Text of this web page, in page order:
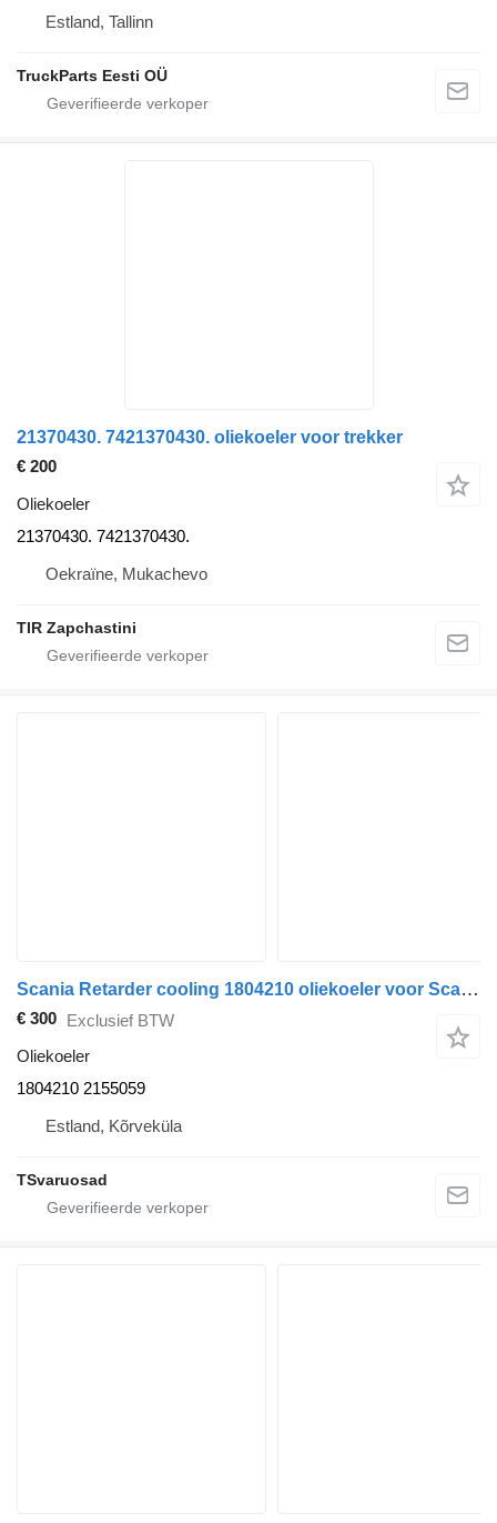
Estland, Tallinn
TruckParts Eesti OÜ
21370430. 7421370430. oliekoeler voor trekker
€ 200
Oliekoeler
21370430. 7421370430.
Oekraïne, Mukachevo
TIR Zapchastini
Scania Retarder cooling 1804210 oliekoeler voor Scania trekker
€ 300 Exclusief BTW
Oliekoeler
1804210 2155059
Estland, Kõrveküla
TSvaruosad